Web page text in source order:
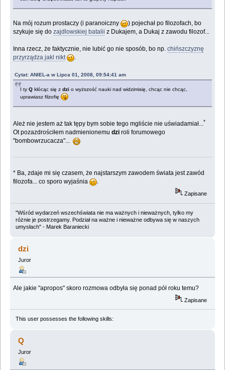
Na mój rozum prostaczy (i paranoiczny
) pojechał po filozofach, bo
szykuje się dozajdlowskiej batalii z Dukajem, a Dukaj z zawodu filozof...
Inna rzecz, że faktycznie, nie lubić go nie sposób, bo np.chińszczyznę
przyrządza jakl nikt
Cytat: ANIEL-a w Lipca 01, 2008, 09:54:41 am
I tyQ kłócąc się zdzi o wyższość nauki nad widzimisię, chcąc nie chcąc,
uprawiasz filzofię
Ależ nie jestem aż tak tępy bym sobie tego mgliście nie uświadamiał...*
Ot pozazdrościłem nadmienionemudzi roli forumowego
"bombowrzucacza"...
* Ba, zdaje mi się czasem, że najstarszym zawodem świata jest zawód
filozofa... co sporo wyjaśnia
.
Zapisane
"Wśród wydarzeń wszechświata nie ma ważnych i nieważnych, tylko my
różnie je postrzegamy. Podział na ważne i nieważne odbywa się w naszych
umysłach" - Marek Baraniecki
dzi
Juror
Ale jakie "apropos" skoro rozmowa odbyła się ponad pół roku temu?
Zapisane
This user possesses the following skills:
Q
Juror